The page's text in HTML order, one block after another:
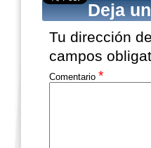
Deja
Tu dirección
campos
Comentario *